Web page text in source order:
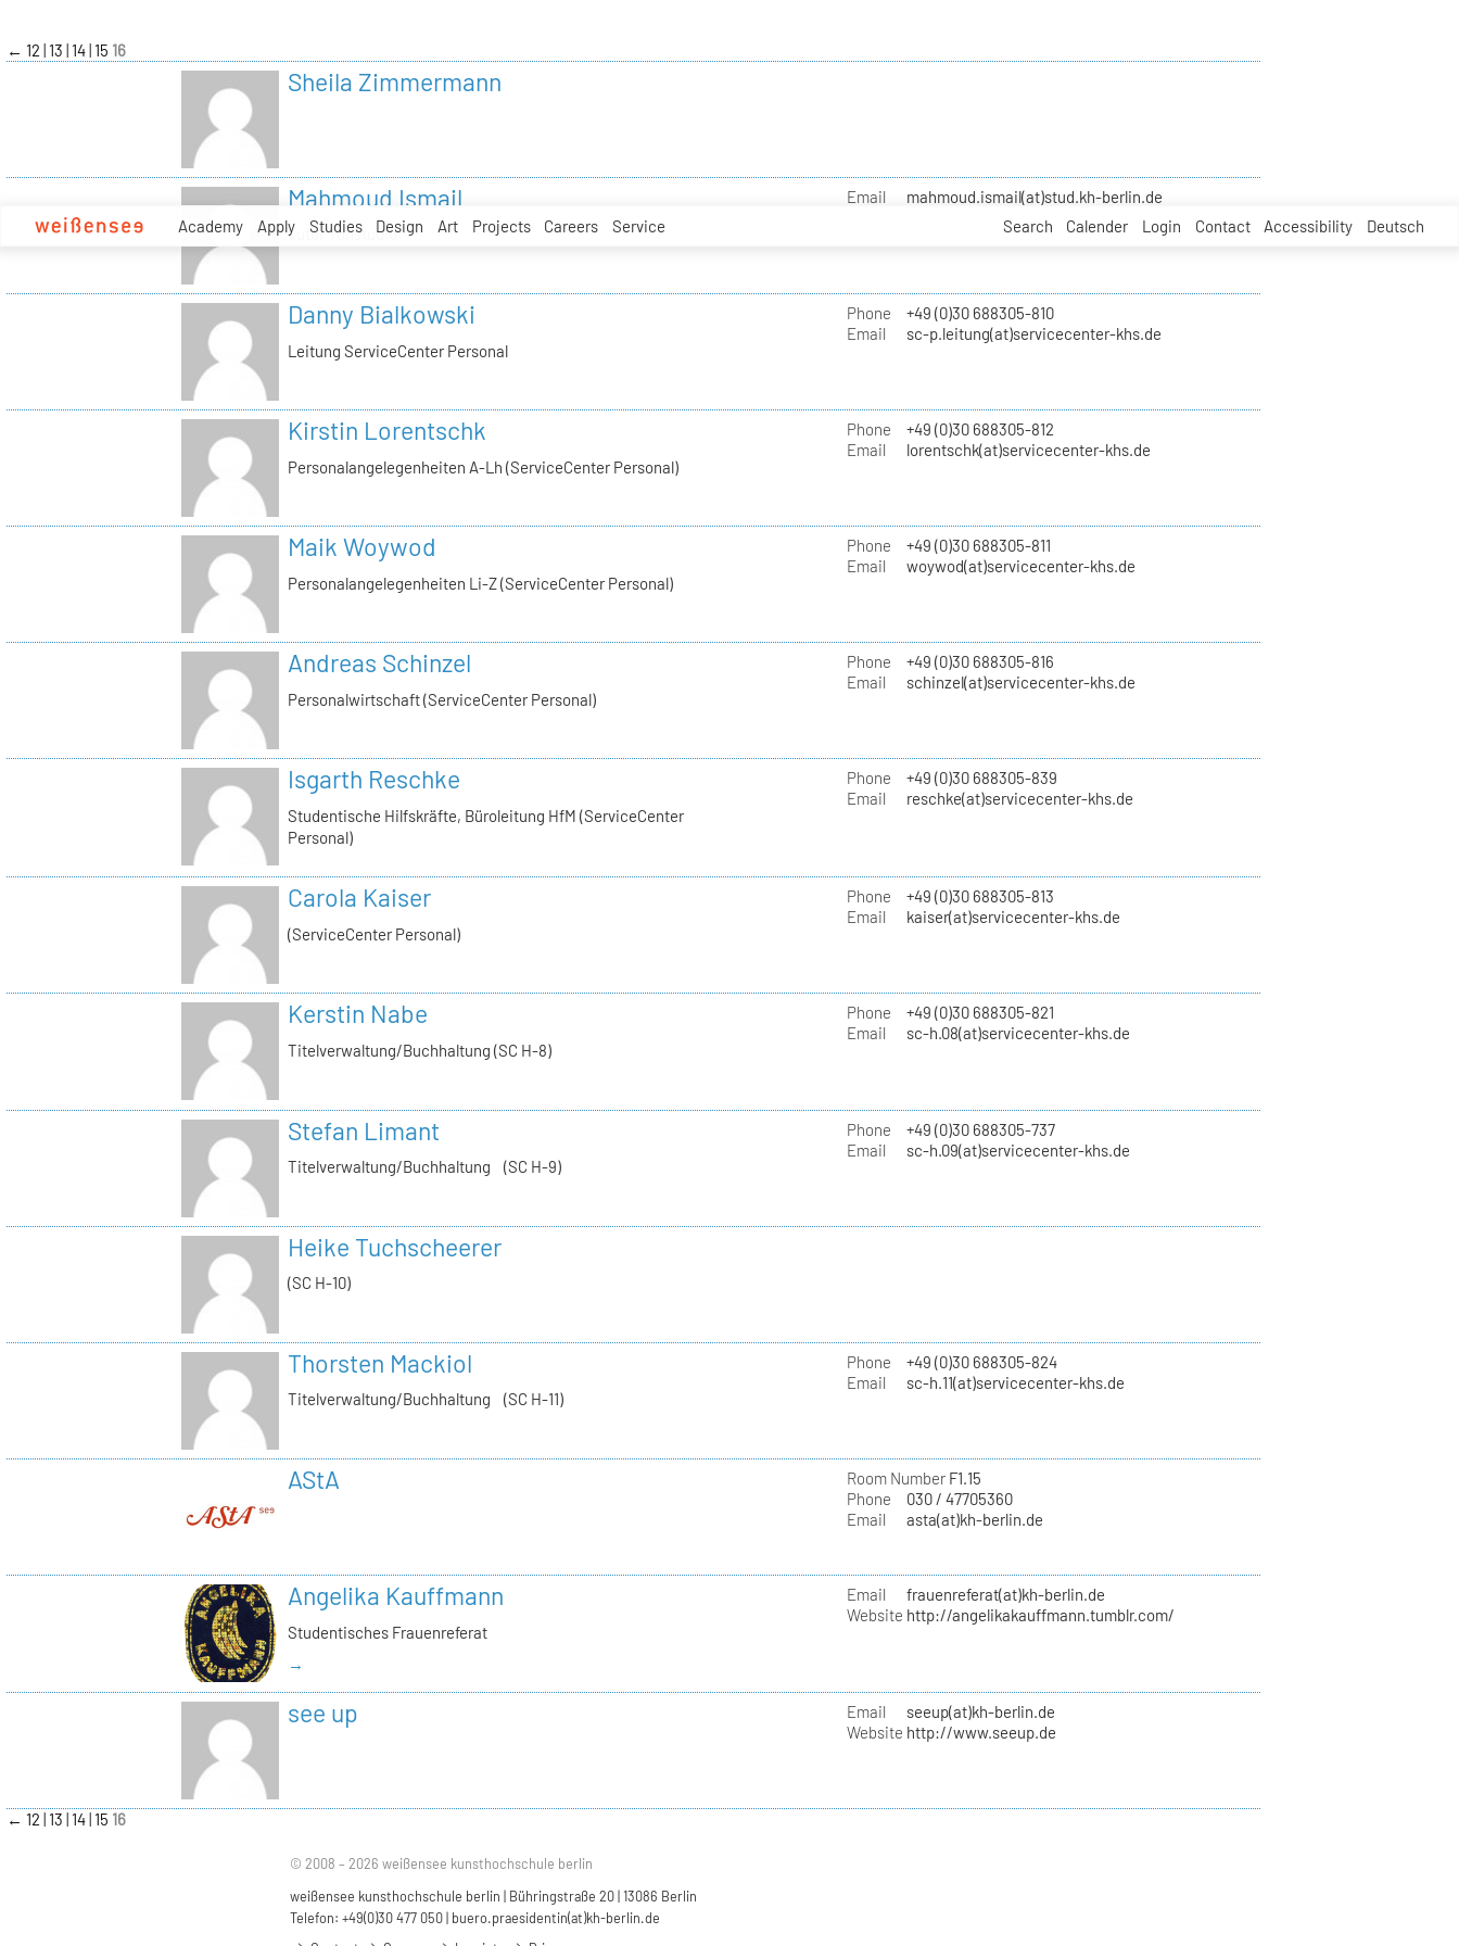
Academy Apply Studies Design Art Projects Careers Service Search Calender Login Contact Accessibility Deutsch
← 12 13 14 15 16
Sheila Zimmermann
Mahmoud Ismail
Tutor Tonstudio
Email mahmoud.ismail(at)stud.kh-berlin.de
Danny Bialkowski
Leitung ServiceCenter Personal
Phone
+49 (0)30 688305-810
Email
sc-p.leitung(at)servicecenter-khs.de
Kirstin Lorentschk
Personalangelegenheiten A-Lh (ServiceCenter Personal)
Phone
+49 (0)30 688305-812
Email
lorentschk(at)servicecenter-khs.de
Maik Woywod
Personalangelegenheiten Li-Z (ServiceCenter Personal)
Phone
+49 (0)30 688305-811
Email
woywod(at)servicecenter-khs.de
Andreas Schinzel
Personalwirtschaft (ServiceCenter Personal)
Phone
+49 (0)30 688305-816
Email
schinzel(at)servicecenter-khs.de
Isgarth Reschke
Studentische Hilfskräfte, Büroleitung HfM (ServiceCenter
Personal)
Phone
+49 (0)30 688305-839
Email
reschke(at)servicecenter-khs.de
Carola Kaiser
(ServiceCenter Personal)
Phone
+49 (0)30 688305-813
Email
kaiser(at)servicecenter-khs.de
Kerstin Nabe
Titelverwaltung/Buchhaltung (SC H-8)
Phone
+49 (0)30 688305-821
Email
sc-h.08(at)servicecenter-khs.de
Stefan Limant
Titelverwaltung/Buchhaltung (SC H-9)
Phone
+49 (0)30 688305-737
Email
sc-h.09(at)servicecenter-khs.de
Heike Tuchscheerer
(SC H-10)
Thorsten Mackiol
Titelverwaltung/Buchhaltung (SC H-11)
Phone
+49 (0)30 688305-824
Email
sc-h.11(at)servicecenter-khs.de
AStA Room NumberF1.15
Phone
030 / 47705360
Email
asta(at)kh-berlin.de
Angelika Kauffmann
Studentisches Frauenreferat
→
Email
frauenreferat(at)kh-berlin.de
Website http://angelikakauffmann.tumblr.com/
see up Email
seeup(at)kh-berlin.de
Website http://www.seeup.de
← 12 13 14 15 16
© 2008 – 2026 weißensee kunsthochschule berlin
weißensee kunsthochschule berlin | Bühringstraße 20 | 13086 Berlin
Telefon: +49(0)30 477 050 | buero.praesidentin(at)kh-berlin.de